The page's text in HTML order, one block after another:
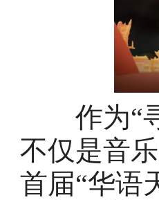
作为“寻
不仅是音
首届“华语